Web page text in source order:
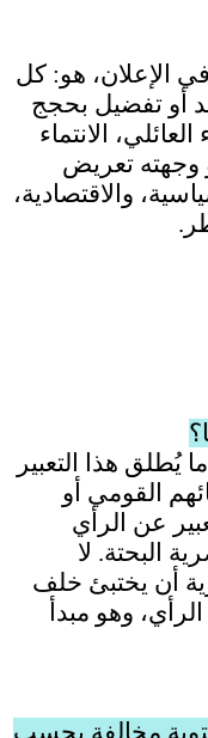
الإعلان، هو: كل
أو تفضيل بحجج
الانتماء
وجهته تعريض
والاقتصادية،
يُطلق هذا التعبير
القومي أو
عن الرأي
البحتة. لا
أن يختبئ خلف
وهو مبدأ
مخالفة بحسب